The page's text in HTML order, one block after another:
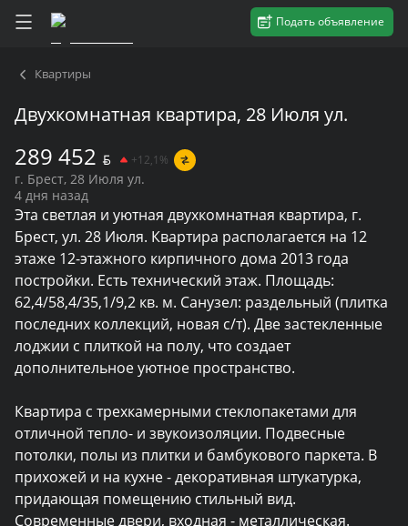
Подать объявление
Квартиры
Двухкомнатная квартира, 28 Июля ул.
289 452 BYN +12,1%
г. Брест, 28 Июля ул.
4 дня назад
Эта светлая и уютная двухкомнатная квартира, г.
Брест, ул. 28 Июля. Квартира располагается на 12
этаже 12-этажного кирпичного дома 2013 года
постройки. Есть технический этаж. Площадь:
62,4/58,4/35,1/9,2 кв. м. Санузел: раздельный (плитка
последних коллекций, новая с/т). Две застекленные
лоджии с плиткой на полу, что создает
дополнительное уютное пространство.
Квартира с трехкамерными стеклопакетами для
отличной тепло- и звукоизоляции. Подвесные
потолки, полы из плитки и бамбукового паркета. В
прихожей и на кухне - декоративная штукатурка,
придающая помещению стильный вид.
Современные двери, входная - металлическая.